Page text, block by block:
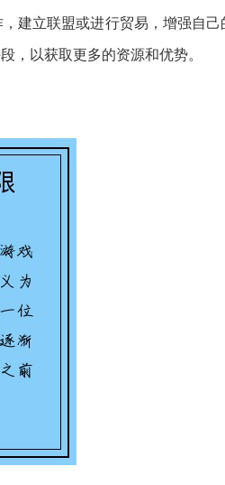
建立联盟或进行贸易，增强自
，以获取更多的资源和优势。